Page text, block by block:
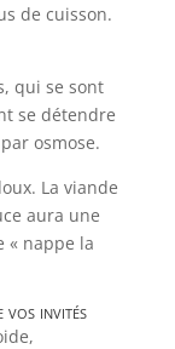
de cuisson.
qui se sont
se détendre
osmose.
La viande
aura une
« nappe la
vos invités